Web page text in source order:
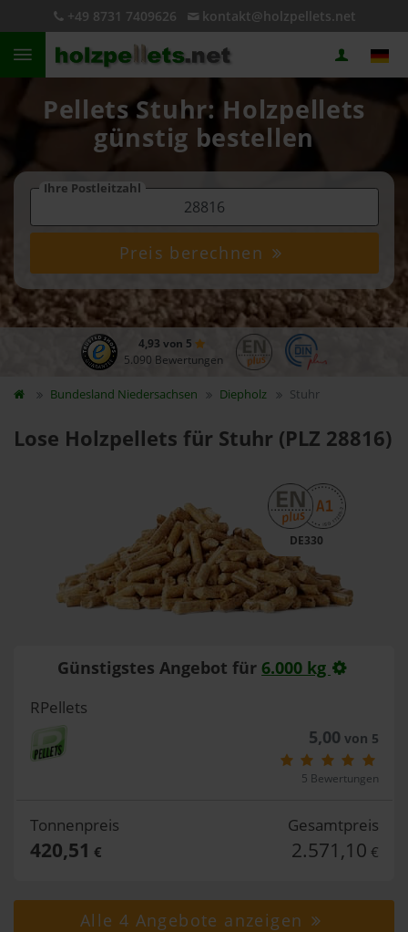
+49 8731 7409626 kontakt@holzpellets.net
Pellets Stuhr: Holzpellets
günstig bestellen
Ihre Postleitzahl
Preis berechnen
4,93 von 5
5.090 Bewertungen
Bundesland Niedersachsen Diepholz Stuhr
Lose Holzpellets für Stuhr (PLZ 28816)
DE330
Günstigstes Angebot für 6.000 kg
RPellets
5,00 von 5
5 Bewertungen
Tonnenpreis
420,51 €
Gesamtpreis
2.571,10 €
Alle 4 Angebote anzeigen